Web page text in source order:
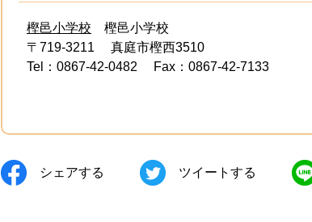
樫邑小学校
樫邑小学校
〒719-3211
真庭市樫西3510
Tel：0867-42-0482
Fax：0867-42-7133
シェアする ツイートする